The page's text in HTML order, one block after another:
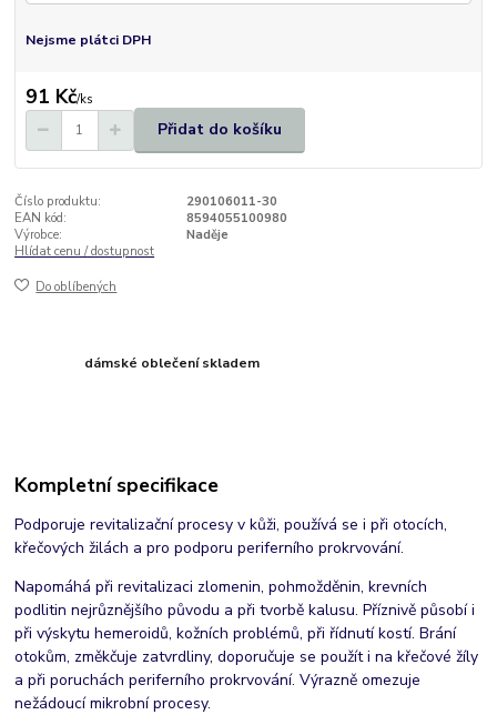
Nejsme plátci DPH
91 Kč/ks
Přidat do košíku
Číslo produktu:
290106011-30
EAN kód:
8594055100980
Výrobce:
Naděje
Hlídat cenu / dostupnost
Do oblíbených
dámské oblečení skladem
Kompletní specifikace
Podporuje revitalizační procesy v kůži, používá se i při otocích,
křečových žilách a pro podporu periferního prokrvování.
Napomáhá při revitalizaci zlomenin, pohmožděnin, krevních
podlitin nejrůznějšího původu a při tvorbě kalusu. Příznivě působí i
při výskytu hemeroidů, kožních problémů, při řídnutí kostí. Brání
otokům, změkčuje zatvrdliny, doporučuje se použít i na křečové žíly
a při poruchách periferního prokrvování. Výrazně omezuje
nežádoucí mikrobní procesy.